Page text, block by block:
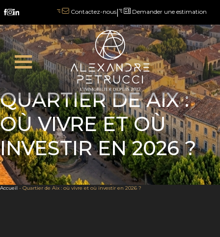
Contactez-nous | Demander une estimation
QUARTIER DE AIX :
OÙ VIVRE ET OÙ
INVESTIR EN 2026 ?
Accueil - Quartier de Aix : où vivre et où investir en 2026 ?